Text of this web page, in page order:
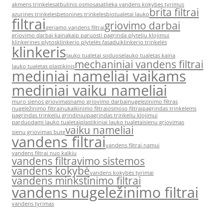
akmens trinkelesatbulinis osmosasatlieka vandens kokybes tyrimus
azurines trinkelesbetonines trinkelesbiotualetai laukobrita filtrai
filtraigeriamo vandens filtraigriovimo darbai
griovimo darbai kainakaip paruosti pagrinda plyteliu klojimui
klinkerines plytosklinkerio plytelės fasaduiklinkerio trinkelės
klinkerislauko tualetai soduoselauko tualetas kaina
lauko tualetas plastikinismechaniniai vandens filtrai
mediniai nameliai vaikams
mediniai vaiku nameliai
muro sienos griovimasnamo griovimo darbainugelezinimo filtras
nugeležinimo filtrainukalkinimo filtraiosmoso filtraipagrindas trinkelems
pagrindas trinkeliu grindiniuipagrindas trinkeliu klojimui
parduodami lauko tualetaiplastikiniai lauko tualetaisienu griovimas
sienu griovimas butevaiku nameliai
vandens filtraivandens filtrai namui
vandens filtrai nuo kalkiu
vandens filtravimo sistemos
vandens kokybėvandens kokybės tyrimai
vandens minkstinimo filtrai
vandens nugeležinimo filtrai
vandens tyrimas